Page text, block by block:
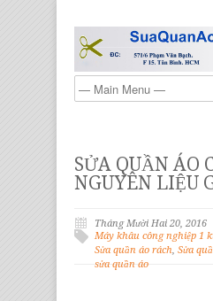
SỬA QUẦN ÁO
NGUYÊN LIỆU
Tháng Mười Hai 20, 2016
Máy khâu công nghiệp 1
Sửa quần áo rách, Sửa
sửa quần áo